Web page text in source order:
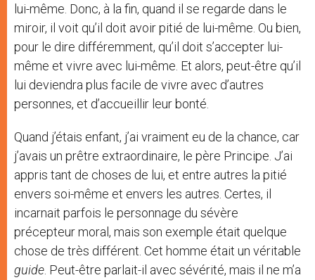
lui-même. Donc, à la fin, quand il se regarde dans le
miroir, il voit qu’il doit avoir pitié de lui-même. Ou bien,
pour le dire différemment, qu’il doit s’accepter lui-
même et vivre avec lui-même. Et alors, peut-être qu’il
lui deviendra plus facile de vivre avec d’autres
personnes, et d’accueillir leur bonté.
Quand j’étais enfant, j’ai vraiment eu de la chance, car
j’avais un prêtre extraordinaire, le père Principe. J’ai
appris tant de choses de lui, et entre autres la pitié
envers soi-même et envers les autres. Certes, il
incarnait parfois le personnage du sévère
précepteur moral, mais son exemple était quelque
chose de très différent. Cet homme était un véritable
guide . Peut-être parlait-il avec sévérité, mais il ne m’a